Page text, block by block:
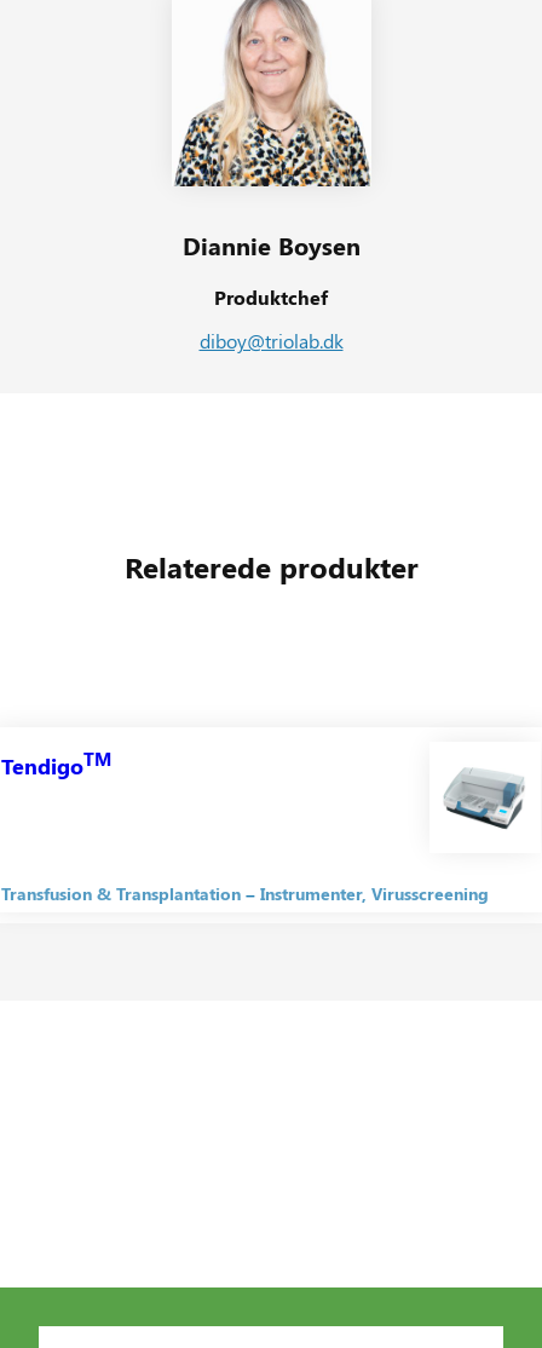
Diannie Boysen
Produktchef
diboy@triolab.dk
Relaterede produkter
TendigoTM
Transfusion & Transplantation Instrumenter Virusscreening